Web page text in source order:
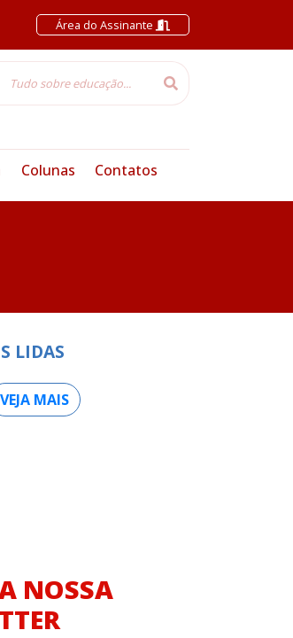
Área do Assinante
Colunas Contatos
LIDAS
VEJA MAIS
NOSSA